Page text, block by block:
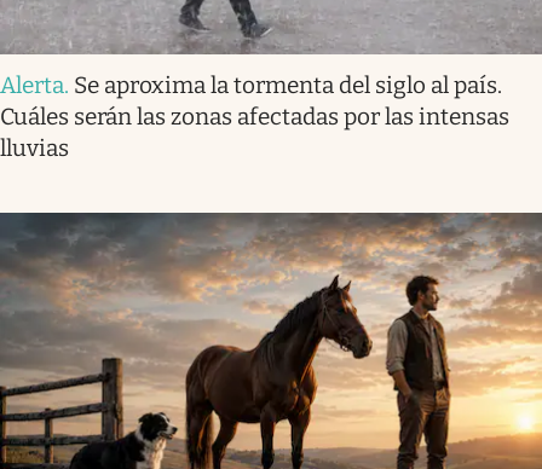
Alerta. Se aproxima la tormenta del siglo al país.
Cuáles serán las zonas afectadas por las intensas
lluvias